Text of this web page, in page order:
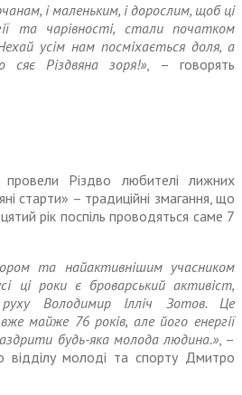
і маленьким, і дорослим, щоб ці
та чарівності, стали початком
усім нам посміхається доля, а
сяє Різдвяна зоря!», – говорять
Різдво любителі лижних
старти» – традиційні змагання, що
рік поспіль проводяться саме 7
та найактивнішим учасником
ці роки є броварський активіст,
Володимир Ілліч Зотов. Це
майже 76 років, але його енергії
будь-яка молода людина.», –
відділу молоді та спорту Дмитро